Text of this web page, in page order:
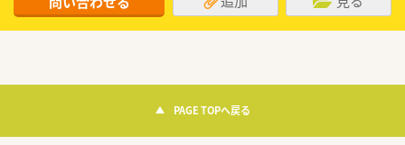
PAGE TOPへ戻る